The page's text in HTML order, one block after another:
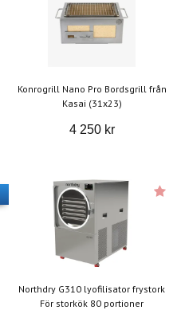
Konrogrill Nano Pro Bordsgrill från
Kasai (31x23)
4 250 kr
Northdry G310 lyofilisator frystork
För storkök 80 portioner